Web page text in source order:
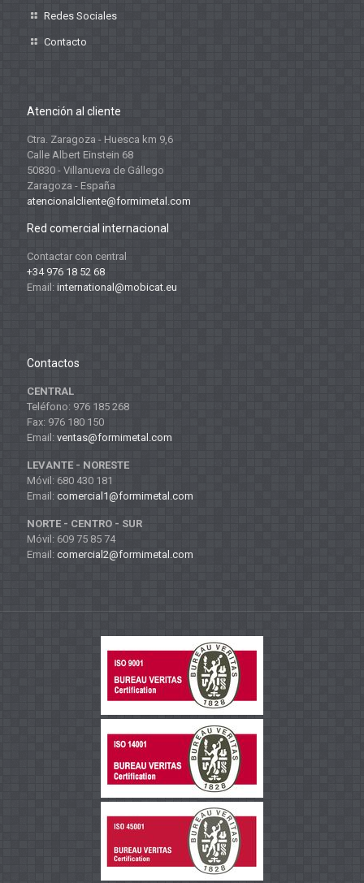
Redes Sociales
Contacto
Atención al cliente
Ctra. Zaragoza - Huesca km 9,6
Calle Albert Einstein 68
50830 - Villanueva de Gállego
Zaragoza - España
atencionalcliente@formimetal.com
Red comercial internacional
Contactar con central
+34 976 18 52 68
Email: international@mobicat.eu
Contactos
CENTRAL
Teléfono: 976 185 268
Fax: 976 180 150
Email: ventas@formimetal.com
LEVANTE - NORESTE
Móvil: 680 430 181
Email: comercial1@formimetal.com
NORTE - CENTRO - SUR
Móvil: 609 75 85 74
Email: comercial2@formimetal.com